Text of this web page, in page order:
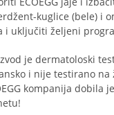
kuglice (bele) i
i uključiti željeni
je dermatoloski
i nije testirano
kompanija dobila